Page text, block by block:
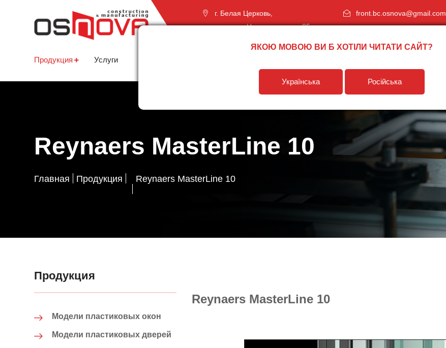
г. Белая Церковь,
проспект Независимости, 85
front.bc.osnova@gmail.com
Продукция Услуги
Reynaers MasterLine 10
Главная Продукция Reynaers MasterLine 10
Продукция
Модели пластиковых окон
Модели пластиковых дверей
Reynaers MasterLine 10
ЯКОЮ МОВОЮ ВИ Б ХОТІЛИ ЧИТАТИ САЙТ?
Українська Російська